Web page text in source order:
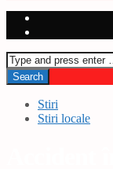
Stiri
Stiri locale